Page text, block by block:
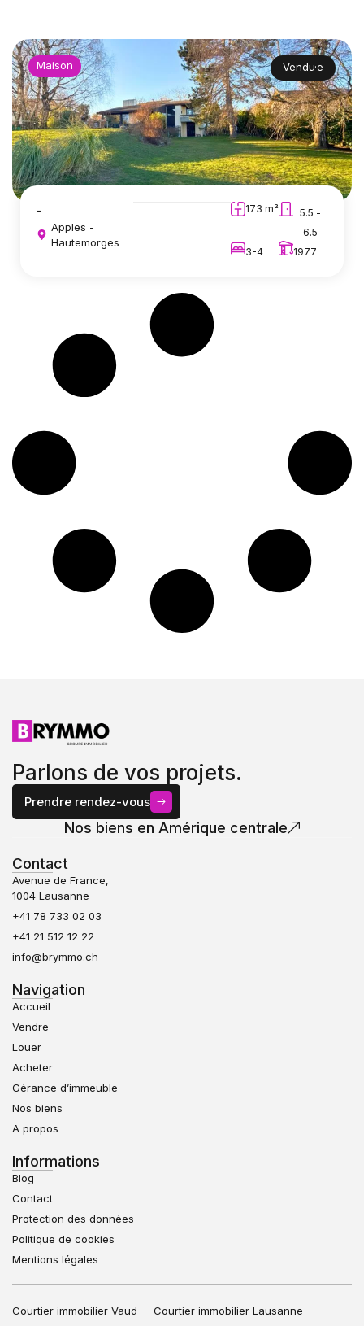
Maison Vendu·e
-
Apples -
Hautemorges
173 m²
5.5 -
6.5
3-4
1977
Parlons de vos projets.
Prendre rendez-vous
Nos biens en Amérique centrale
Contact
Avenue de France,
1004 Lausanne
+41 78 733 02 03
+41 21 512 12 22
info@brymmo.ch
Navigation
Accueil
Vendre
Louer
Acheter
Gérance d’immeuble
Nos biens
A propos
Informations
Blog
Contact
Protection des données
Politique de cookies
Mentions légales
Courtier immobilier Vaud
Courtier immobilier Lausanne